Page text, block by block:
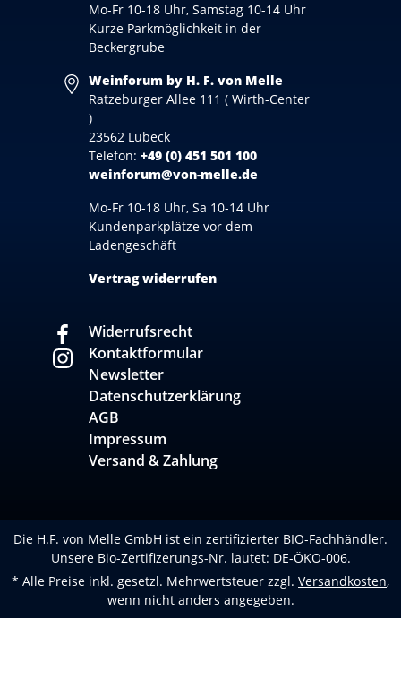
Mo-Fr 10-18 Uhr, Samstag 10-14 Uhr
Kurze Parkmöglichkeit in der
Beckergrube
Weinforum by H. F. von Melle
Ratzeburger Allee 111 ( Wirth-Center
)
23562 Lübeck
Telefon: +49 (0) 451 501 100
weinforum@von-melle.de
Mo-Fr 10-18 Uhr, Sa 10-14 Uhr
Kundenparkplätze vor dem
Ladengeschäft
Vertrag widerrufen
Widerrufsrecht
Kontaktformular
Newsletter
Datenschutzerklärung
AGB
Impressum
Versand & Zahlung
Die H.F. von Melle GmbH ist ein zertifizierter BIO-Fachhändler.
Unsere Bio-Zertifizerungs-Nr. lautet: DE-ÖKO-006.
* Alle Preise inkl. gesetzl. Mehrwertsteuer zzgl. Versandkosten,
wenn nicht anders angegeben.